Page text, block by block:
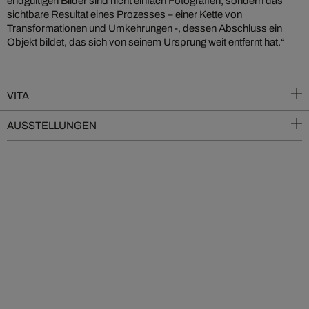
sichtbare Resultat eines Prozesses – einer Kette von
Transformationen und Umkehrungen -, dessen Abschluss ein
Objekt bildet, das sich von seinem Ursprung weit entfernt hat.“
VITA
AUSSTELLUNGEN